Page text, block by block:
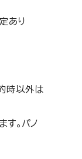
あり
時以外は
す。パノ